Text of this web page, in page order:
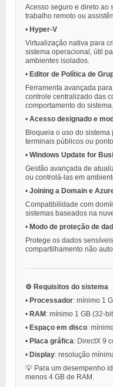
Acesso seguro e direto ao
trabalho remoto ou
• Hyper-V
Virtualização nativa para
sistema operacional, útil
ambientes isolados.
• Editor de Política de
Ferramenta avançada
controle centralizado das
comportamento do sistema.
• Acesso designado e
Bloqueia o uso do
terminais públicos ou
• Windows Update for
Gestão avançada de
ou controlá-las em
• Joining a Domain e
Compatibilidade com
sistemas baseados na
• Modo de proteção de
Protege os dados
compartilhamento não
⚙️ Requisitos do sistema
• Processador: mínimo 1
• RAM: mínimo 1 GB (32-
• Espaço em disco:
• Placa gráfica: DirectX 9
• Display: resolução
💡 Para um desempenho
menos 4 GB de RAM.